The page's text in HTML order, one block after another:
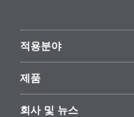
적용분야
제품
회사 및 뉴스